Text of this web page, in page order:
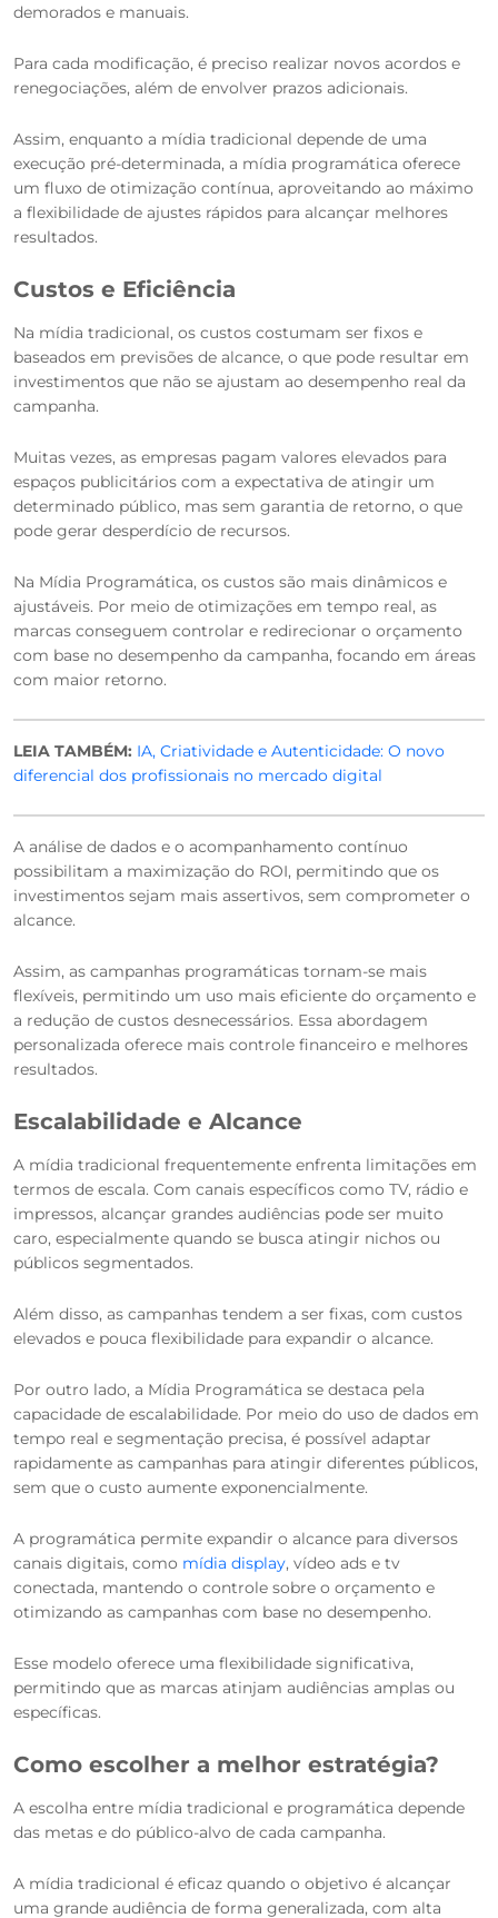
demorados e manuais.
Para cada modificação, é preciso realizar novos acordos e
renegociações, além de envolver prazos adicionais.
Assim, enquanto a mídia tradicional depende de uma
execução pré-determinada, a mídia programática oferece
um fluxo de otimização contínua, aproveitando ao máximo
a flexibilidade de ajustes rápidos para alcançar melhores
resultados.
Custos e Eficiência
Na mídia tradicional, os custos costumam ser fixos e
baseados em previsões de alcance, o que pode resultar em
investimentos que não se ajustam ao desempenho real da
campanha.
Muitas vezes, as empresas pagam valores elevados para
espaços publicitários com a expectativa de atingir um
determinado público, mas sem garantia de retorno, o que
pode gerar desperdício de recursos.
Na Mídia Programática, os custos são mais dinâmicos e
ajustáveis. Por meio de otimizações em tempo real, as
marcas conseguem controlar e redirecionar o orçamento
com base no desempenho da campanha, focando em áreas
com maior retorno.
LEIA TAMBÉM: IA, Criatividade e Autenticidade: O novo
diferencial dos profissionais no mercado digital
A análise de dados e o acompanhamento contínuo
possibilitam a maximização do ROI, permitindo que os
investimentos sejam mais assertivos, sem comprometer o
alcance.
Assim, as campanhas programáticas tornam-se mais
flexíveis, permitindo um uso mais eficiente do orçamento e
a redução de custos desnecessários. Essa abordagem
personalizada oferece mais controle financeiro e melhores
resultados.
Escalabilidade e Alcance
A mídia tradicional frequentemente enfrenta limitações em
termos de escala. Com canais específicos como TV, rádio e
impressos, alcançar grandes audiências pode ser muito
caro, especialmente quando se busca atingir nichos ou
públicos segmentados.
Além disso, as campanhas tendem a ser fixas, com custos
elevados e pouca flexibilidade para expandir o alcance.
Por outro lado, a Mídia Programática se destaca pela
capacidade de escalabilidade. Por meio do uso de dados em
tempo real e segmentação precisa, é possível adaptar
rapidamente as campanhas para atingir diferentes públicos,
sem que o custo aumente exponencialmente.
A programática permite expandir o alcance para diversos
canais digitais, como mídia display, vídeo ads e tv
conectada, mantendo o controle sobre o orçamento e
otimizando as campanhas com base no desempenho.
Esse modelo oferece uma flexibilidade significativa,
permitindo que as marcas atinjam audiências amplas ou
específicas.
Como escolher a melhor estratégia?
A escolha entre mídia tradicional e programática depende
das metas e do público-alvo de cada campanha.
A mídia tradicional é eficaz quando o objetivo é alcançar
uma grande audiência de forma generalizada, com alta